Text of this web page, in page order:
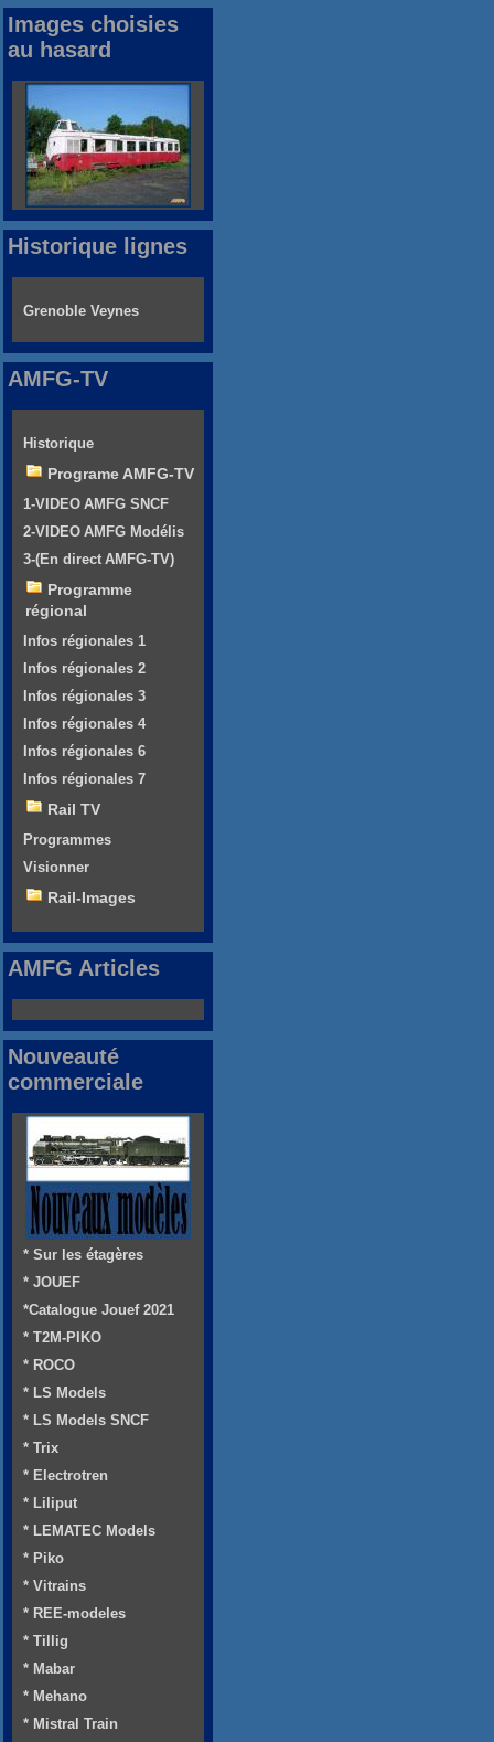
Images choisies
au hasard
Historique lignes
Grenoble Veynes
AMFG-TV
Historique
Programe AMFG-TV
1-VIDEO AMFG SNCF
2-VIDEO AMFG Modélis
3-(En direct AMFG-TV)
Programme
régional
Infos régionales 1
Infos régionales 2
Infos régionales 3
Infos régionales 4
Infos régionales 6
Infos régionales 7
Rail TV
Programmes
Visionner
Rail-Images
AMFG Articles
Nouveauté
commerciale
* Sur les étagères
* JOUEF
*Catalogue Jouef 2021
* T2M-PIKO
* ROCO
* LS Models
* LS Models SNCF
* Trix
* Electrotren
* Liliput
* LEMATEC Models
* Piko
* Vitrains
* REE-modeles
* Tillig
* Mabar
* Mehano
* Mistral Train